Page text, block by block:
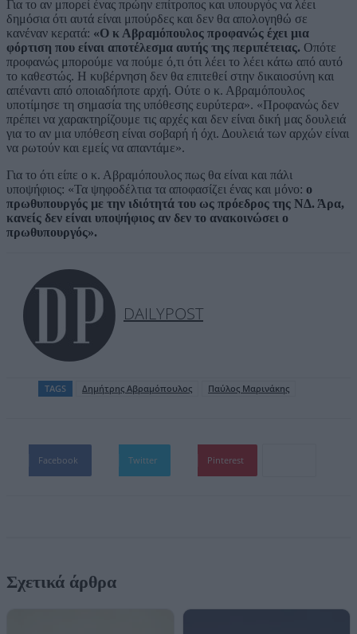
Για το αν μπορεί ένας πρώην επίτροπος και υπουργός να λέει
δημόσια ότι αυτά είναι μπούρδες και δεν θα απολογηθώ σε
κανέναν κερατά: «Ο κ Αβραμόπουλος προφανώς έχει μια
φόρτιση που είναι αποτέλεσμα αυτής της περιπέτειας. Οπότε
προφανώς μπορούμε να πούμε ό,τι ότι λέει το λέει κάτω από αυτό
το καθεστώς. Η κυβέρνηση δεν θα επιτεθεί στην δικαιοσύνη και
απέναντι από οποιαδήποτε αρχή. Ούτε ο κ. Αβραμόπουλος
υποτίμησε τη σημασία της υπόθεσης ευρύτερα». «Προφανώς δεν
πρέπει να χαρακτηρίζουμε τις αρχές και δεν είναι δική μας δουλειά
για το αν μια υπόθεση είναι σοβαρή ή όχι. Δουλειά των αρχών είναι
να ρωτούν και εμείς να απαντάμε».
Για το ότι είπε ο κ. Αβραμόπουλος πως θα είναι και πάλι
υποψήφιος: «Τα ψηφοδέλτια τα αποφασίζει ένας και μόνο: ο
πρωθυπουργός με την ιδιότητά του ως πρόεδρος της ΝΔ. Άρα,
κανείς δεν είναι υποψήφιος αν δεν το ανακοινώσει ο
πρωθυπουργός».
DAILYPOST
TAGS Δημήτρης Αβραμόπουλος Παύλος Μαρινάκης
Facebook Twitter Pinterest
Σχετικά άρθρα